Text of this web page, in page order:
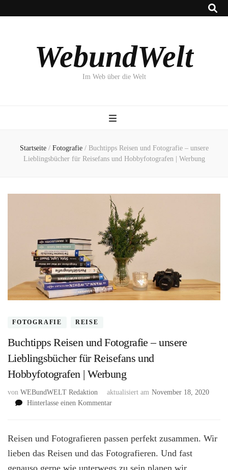
WebundWelt
Im Web über die Welt
Startseite / Fotografie / Buchtipps Reisen und Fotografie – unsere
Lieblingsbücher für Reisefans und Hobbyfotografen | Werbung
FOTOGRAFIE REISE
Buchtipps Reisen und Fotografie – unsere
Lieblingsbücher für Reisefans und
Hobbyfotografen | Werbung
von WEBundWELT Redaktion aktualisiert am November 18, 2020
Hinterlasse einen Kommentarzu
Fotografie
–
unsere
Reisen und Fotografieren passen perfekt zusammen. Wir
lieben das Reisen und das Fotografieren. Und fast